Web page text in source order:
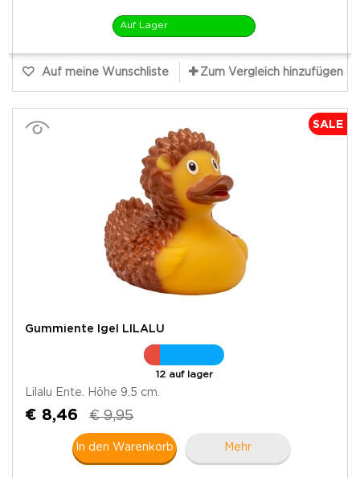
Auf Lager
Auf meine Wunschliste Zum Vergleich hinzufügen
SALE
Gummiente Igel LILALU
12 auf lager
Lilalu Ente. Höhe 9.5 cm.
€ 8,46 € 9,95
In den Warenkorb Mehr